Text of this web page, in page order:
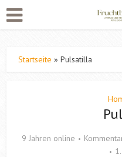
Startseite »Pulsatilla
9 Jahren online